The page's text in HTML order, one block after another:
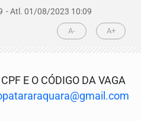
- Atl. 01/08/2023 10:09
A- A+
E O CÓDIGO DA VAGA